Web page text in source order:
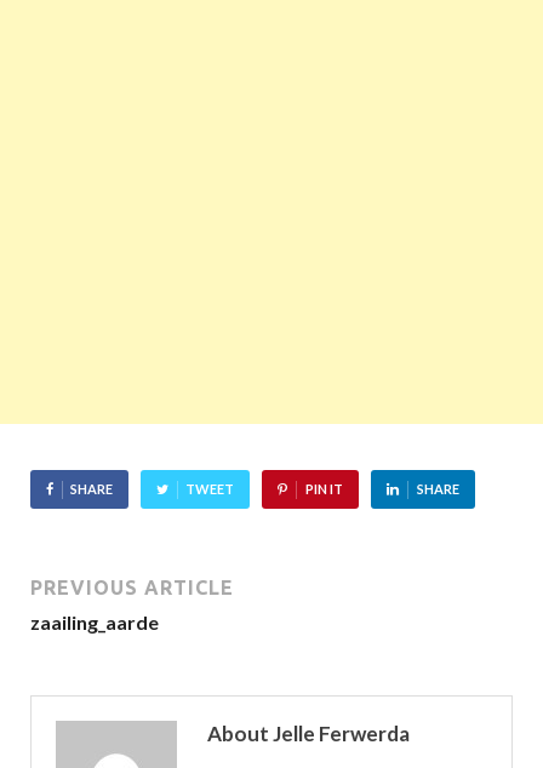
SHARE TWEET PIN IT SHARE
PREVIOUS ARTICLE
zaailing_aarde
About Jelle Ferwerda